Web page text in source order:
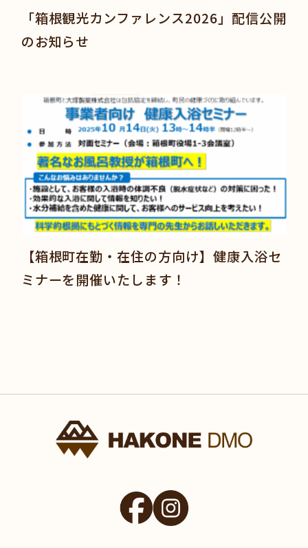
「箱根観光カンファレンス2026」配信公開
のお知らせ
【箱根町在勤・在住の方向け】健康入浴セ
ミナーを開催いたします！